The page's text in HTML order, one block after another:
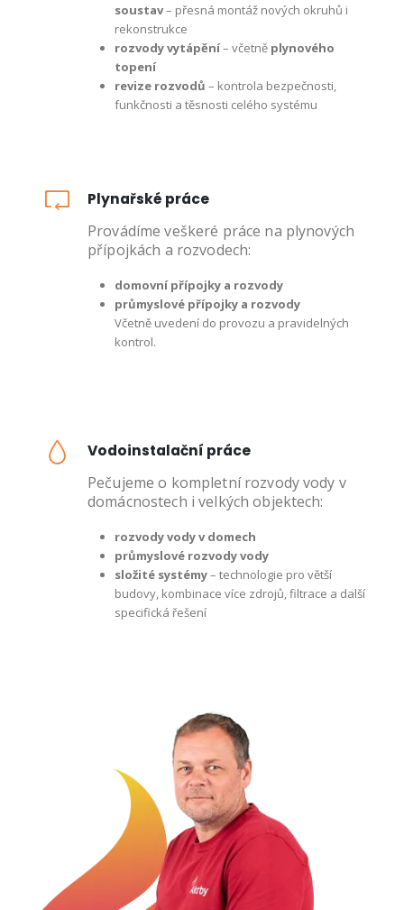
soustav– přesná montáž nových okruhů i
rekonstrukce
rozvody vytápění– včetně plynového
topení
revize rozvodů – kontrola bezpečnosti,
funkčnosti a těsnosti celého systému
Plynařské práce
Provádíme veškeré práce na plynových
přípojkách a rozvodech:
domovní přípojky a rozvody
průmyslové přípojky a rozvody
Včetně uvedení do provozu a pravidelných
kontrol.
Vodoinstalační práce
Pečujeme o kompletní rozvody vody v
domácnostech i velkých objektech:
rozvody vody v domech
průmyslové rozvody vody
složité systémy– technologie pro větší
budovy, kombinace více zdrojů, filtrace a další
specifická řešení